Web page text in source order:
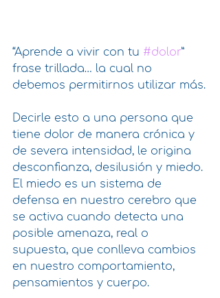
“Aprende a vivir con tu #dolor”
frase trillada… la cual no
debemos permitirnos utilizar más.
Decirle esto a una persona que
tiene dolor de manera crónica y
de severa intensidad, le origina
desconfianza, desilusión y miedo.
El miedo es un sistema de
defensa en nuestro cerebro que
se activa cuando detecta una
posible amenaza, real o
supuesta, que conlleva cambios
en nuestro comportamiento,
pensamientos y cuerpo.